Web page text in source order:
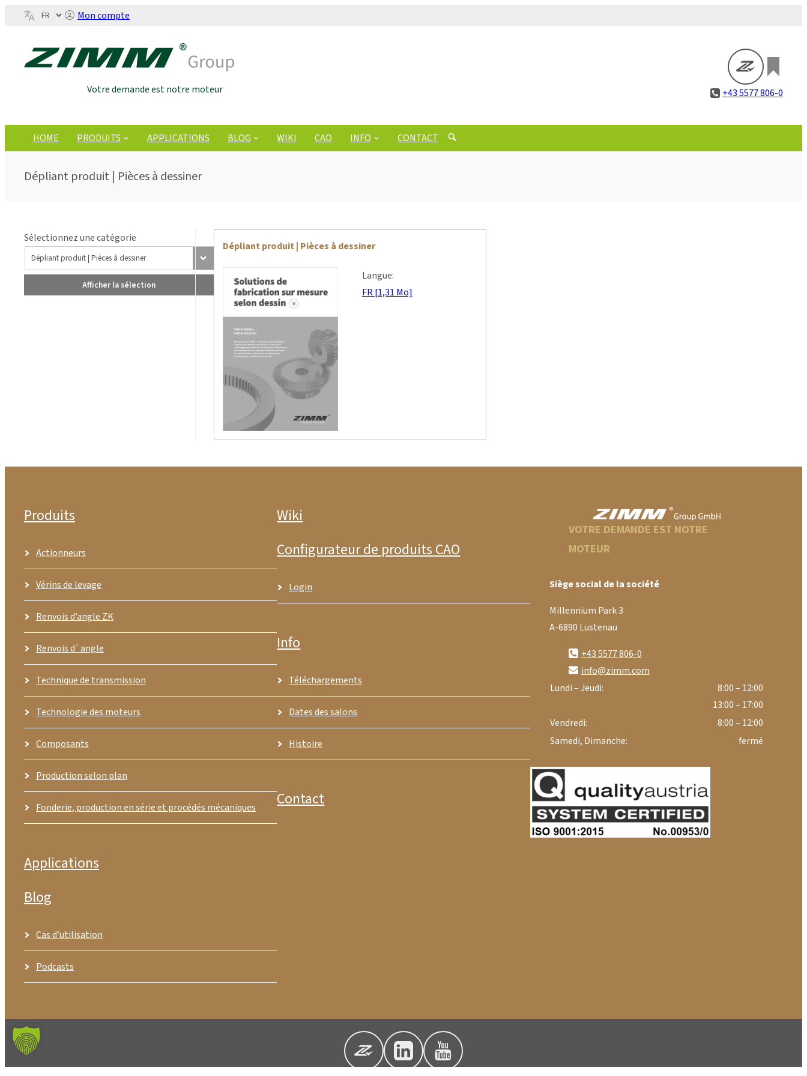
Mon compte
Votre demande est notre moteur +43 5577 806-0
HOME PRODUITS APPLICATIONS BLOG WIKI CAO INFO CONTACT
Dépliant produit | Pièces à dessiner
Sélectionnez une catégorie
Afficher la sélection
Dépliant produit | Pièces à dessiner
Langue:
FR [1,31 Mo]
Produits
Actionneurs
Vérins de levage
Renvois d’angle ZK
Renvois d`angle
Technique de transmission
Technologie des moteurs
Composants
Production selon plan
Fonderie, production en série et procédés mécaniques
Applications
Blog
Cas d’utilisation
Podcasts
Wiki
Configurateur de produits CAO
Login
Info
Téléchargements
Dates des salons
Histoire
Contact
VOTRE DEMANDE EST NOTRE
MOTEUR
Siège social de la société
Millennium Park 3
A-6890 Lustenau
+43 5577 806-0
info@zimm.com
Lundi – Jeudi:
8:00 – 12:00
13:00 – 17:00
Vendredi:
8:00 – 12:00
Samedi, Dimanche:
fermé